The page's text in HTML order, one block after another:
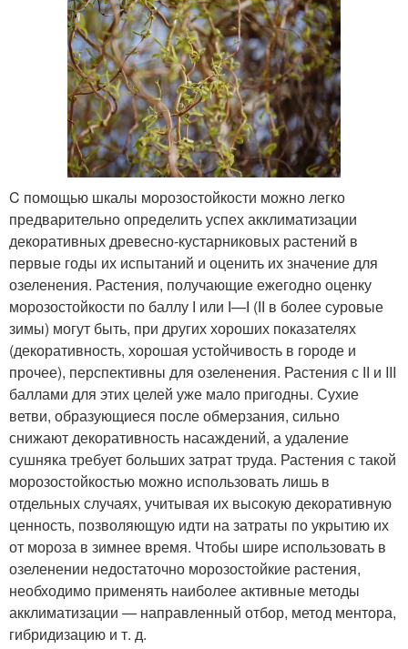
C помощью шкалы морозостойкости можно легко
предварительно определить успех акклиматизации
декоративных древесно-кустарниковых растений в
первые годы их испытаний и оценить их значение для
озеленения. Растения, получающие ежегодно оценку
морозостойкости по баллу І или І—І (ІІ в более суровые
зимы) могут быть, при других хороших показателях
(декоративность, хорошая устойчивость в городе и
прочее), перспективны для озеленения. Растения с ІІ и III
баллами для этих целей уже мало пригодны. Сухие
ветви, образующиеся после обмерзания, сильно
снижают декоративность насаждений, а удаление
сушняка требует больших затрат труда. Растения с такой
морозостойкостью можно использовать лишь в
отдельных случаях, учитывая их высокую декоративную
ценность, позволяющую идти на затраты по укрытию их
от мороза в зимнее время. Чтобы шире использовать в
озеленении недостаточно морозостойкие растения,
необходимо применять наиболее активные методы
акклиматизации — направленный отбор, метод ментора,
гибридизацию и т. д.